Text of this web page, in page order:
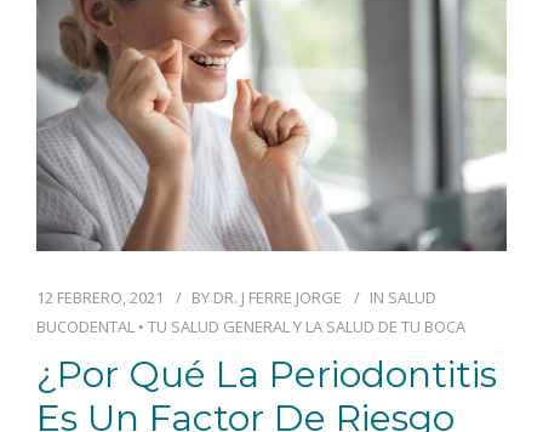
12 FEBRERO, 2021 BY DR. J FERRE JORGE IN SALUD
BUCODENTAL • TU SALUD GENERAL Y LA SALUD DE TU BOCA
¿Por Qué La Periodontitis
Es Un Factor De Riesgo